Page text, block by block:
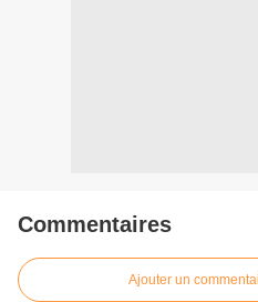
Commentaires
Ajouter un